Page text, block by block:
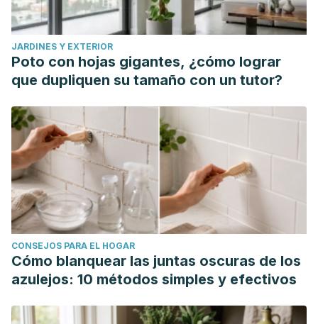
evaluar-para-elegir-un-jardin-de-infancia/
Gil G., Marielba; Sánchez G., Olga. Educación inicial o
preescolar: el niño y la niña menores de tres años. Algunas
orientaciones a los docentes. Educere. octubre-diciembre,
Healthy children. ¿Está listo su niño para entrar al kínder?
[Internet]. Healthy children. 7/23/2019 [citado 3/12/2020].
Disponible
en:https://www.healthychildren.org/Spanish/ages-
stages/preschool/Paginas/Is-Your-Child-Ready-for-
School.aspx
Healthy children. La importancia de las rutinas de la familia
[Internet]. Healthy children. 2/19/2020 [citado 3/12/2020].
Disponible en:
https://www.healthychildren.org/Spanish/family-life/family-
dynamics/Paginas/the-importance-of-family-
JARDINES Y EXTERIOR
Poto con hojas gigantes, ¿cómo lograr
que dupliquen su tamaño con un tutor?
CONSEJOS PARA EL HOGAR
Cómo blanquear las juntas oscuras de los
azulejos: 10 métodos simples y efectivos